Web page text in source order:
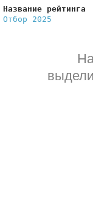
Название
Отбор 2025